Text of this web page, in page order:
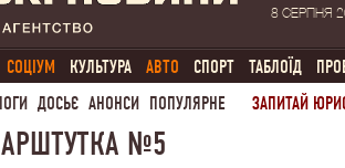
8 СЕРПНЯ
СОЦІУМ КУЛЬТУРА АВТО СПОРТ ТАБЛОЇД
ДОСЬЄ АНОНСИ ПОПУЛЯРНЕ ЗАПИТАЙ
№5